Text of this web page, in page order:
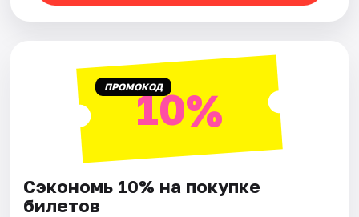
ПРОМОКОД10%
Сэкономь 10% на покупке
билетов